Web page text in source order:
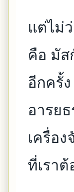
แต่ไม่
คือ มั
อีกครั้
อารย
เครื่อ
ที่เรา